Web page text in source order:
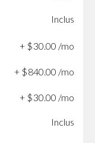
Inclus
+ $30.00 /mo
+ $840.00 /mo
+ $30.00 /mo
Inclus